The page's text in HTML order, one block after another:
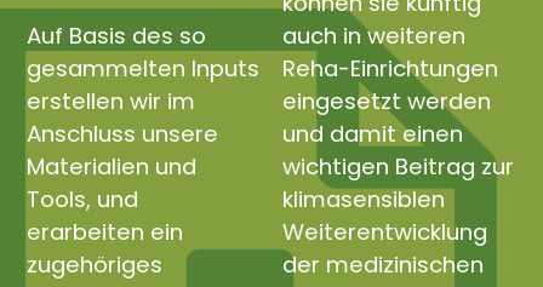
Auf Basis des so
gesammelten Inputs
erstellen wir im
Anschluss unsere
Materialien und
Tools, und
erarbeiten ein
zugehöriges
auch in weiteren
Reha-Einrichtungen
eingesetzt werden
und damit einen
wichtigen Beitrag zur
klimasensiblen
Weiterentwicklung
der medizinischen